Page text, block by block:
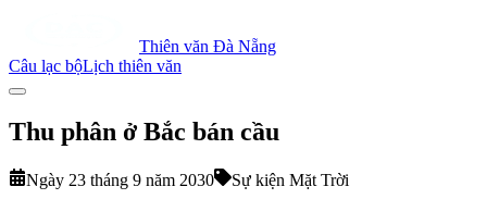
Thiên văn Đà Nẵng
Câu lạc bộLịch thiên văn
Thu phân ở Bắc bán cầu
Ngày 23 tháng 9 năm 2030 Sự kiện Mặt Trời